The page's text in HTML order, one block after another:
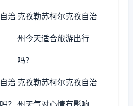
治 克孜勒苏柯尔克孜自治
州今天适合旅游出行
吗？
治 克孜勒苏柯尔克孜自治